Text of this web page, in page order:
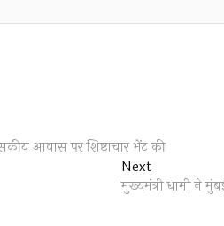
आवास पर शिष्टाचार भेंट की
NextNext
post:
मुख्यमंत्री धामी ने